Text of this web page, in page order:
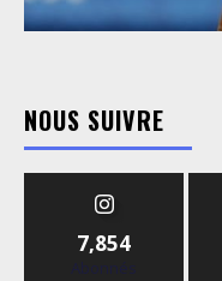
NOUS SUIVRE
7,854
Abonnés